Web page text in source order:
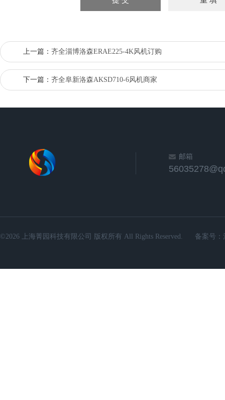
上一篇： 齐全淄博洛森ERAE225-4K风机订购
下一篇： 齐全阜新洛森AKSD710-6风机商家
邮箱
©2026 上海菁园科技有限公司 版权所有 All Rights Reserved. 备案号：